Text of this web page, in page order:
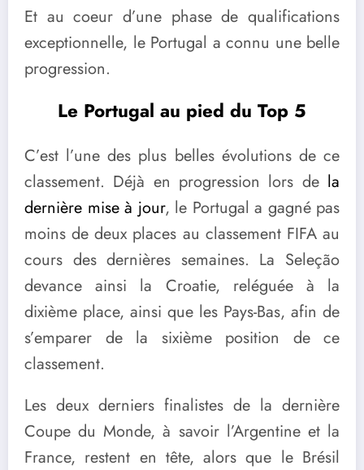
Et au coeur d’une phase de qualifications
exceptionnelle, le Portugal a connu une belle
progression.
Le Portugal au pied du Top 5
C’est l’une des plus belles évolutions de ce
classement. Déjà en progression lors de la
dernière mise à jour, le Portugal a gagné pas
moins de deux places au classement FIFA au
cours des dernières semaines. La Seleção
devance ainsi la Croatie, reléguée à la
dixième place, ainsi que les Pays-Bas, afin de
s’emparer de la sixième position de ce
classement.
Les deux derniers finalistes de la dernière
Coupe du Monde, à savoir l’Argentine et la
France, restent en tête, alors que le Brésil